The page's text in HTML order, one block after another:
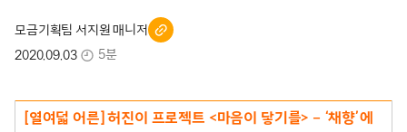
모금기획팀 서지원 매니저
2020.09.03
5분
[열여덟 어른] 허진이 프로젝트 <마음이 닿기를> – ‘채향’에